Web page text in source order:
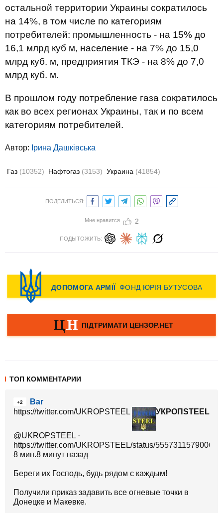
остальной территории Украины сократилось
на 14%, в том числе по категориям
потребителей: промышленность - на 15% до
16,1 млрд куб м, население - на 7% до 15,0
млрд куб. м, предприятия ТКЭ - на 8% до 7,0
млрд куб. м.
В прошлом году потребление газа сократилось
как во всех регионах Украины, так и по всем
категориям потребителей.
Автор: Ірина Дашківська
Газ (10352) Нафтогаз (3153) Украина (41854)
ПОДЕЛИТЬСЯ:
Мне нравится 2
ПОДЫТОЖИТЬ:
ТОП КОММЕНТАРИИ
+2
Bar
https://twitter.com/UKROPSTEEL
УКРОПSTEEL
@UKROPSTEEL ·
https://twitter.com/UKROPSTEEL/status/
8 мин.8 минут назад
Береги их Господь, будь рядом с каждым!
Получили приказ задавить все огневые точки в
Донецке и Макевке.